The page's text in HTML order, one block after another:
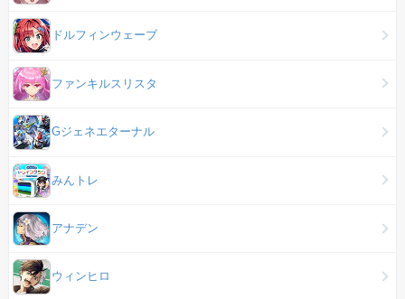
ドルフィンウェーブ
ファンキルスリスタ
Gジェネエターナル
みんトレ
アナデン
ウィンヒロ